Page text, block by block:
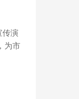
传演
为市